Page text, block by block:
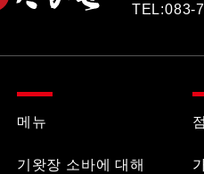
TEL:083-
메뉴
기왓장 소바에 대해